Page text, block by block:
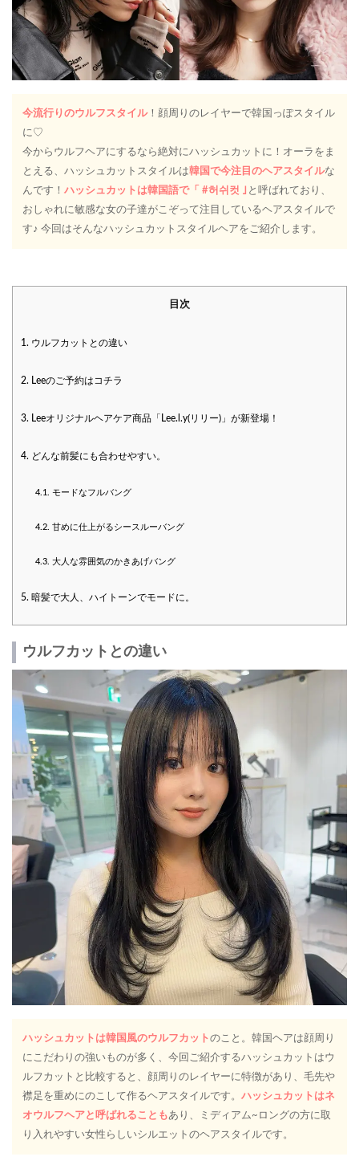
今流行りのウルフスタイル！顔周りのレイヤーで韓国っぽスタイル
に♡
今からウルフヘアにするなら絶対にハッシュカットに！オーラをま
とえる、ハッシュカットスタイルは韓国で今注目のヘアスタイルな
んです！ ハッシュカットは韓国語で「 #허쉬컷 ｣
と呼ばれており、
おしゃれに敏感な女の子達がこぞって注目しているヘアスタイルで
す♪ 今回はそんなハッシュカットスタイルヘアをご紹介します。
目次
1. ウルフカットとの違い
2. Leeのご予約はコチラ
3. Leeオリジナルヘアケア商品「Lee.l.y(リリー)」が新登場！
4. どんな前髪にも合わせやすい。
4.1. モードなフルバング
4.2. 甘めに仕上がるシースルーバング
4.3. 大人な雰囲気のかきあげバング
5. 暗髪で大人、ハイトーンでモードに。
ウルフカットとの違い
ハッシュカットは韓国風のウルフカットのこと。韓国ヘアは顔周り
にこだわりの強いものが多く、今回ご紹介するハッシュカットはウ
ルフカットと比較すると、顔周りのレイヤーに特徴があり、毛先や
襟足を重めにのこして作るヘアスタイルです。 ハッシュカットはネ
オウルフヘアと呼ばれることもあり、ミディアム~ロングの方に取
り入れやすい女性らしいシルエットのヘアスタイルです。